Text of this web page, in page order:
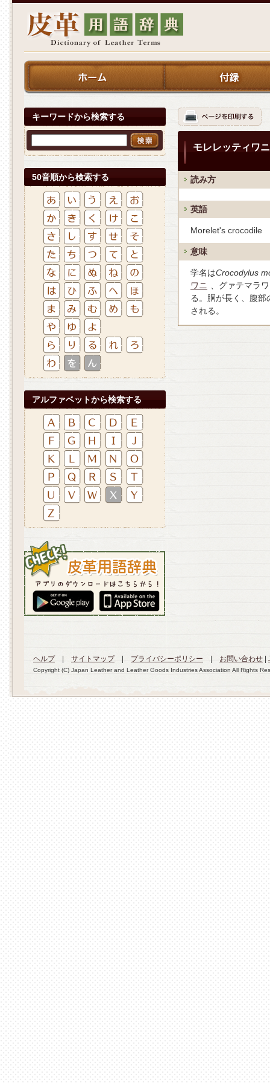
キーワードから検索する
50音順から検索する
アルファベットから検索する
モレレッティワニ
読み方
英語
Morelet's crocodile
意味
学名はCrocodylus
ワニ
、グァテマラ
る。胴が長く、腹
される。
ヘルプ| サイトマップ| プライバシーポリシー お問い合わせ
Copyright (C) Japan Leather and Leather Goods Industries Association All Rights